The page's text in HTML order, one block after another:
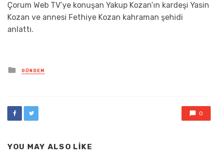
Çorum Web TV’ye konuşan Yakup Kozan’ın kardeşi Yasin
Kozan ve annesi Fethiye Kozan kahraman şehidi
anlattı.
Posted
in
GÜNDEM
0
YOU MAY ALSO LIKE